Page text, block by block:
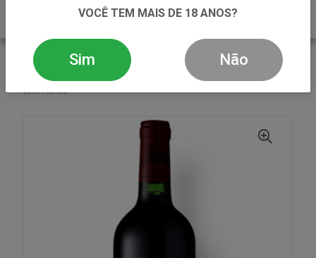
VOLTAR
VINHO
TINTO
VINHO TINTO CHAPELLE DE POTENSAC A.O.C MEDOC
2018 750 ML
VOCÊ TEM MAIS DE 18 ANOS?
Sim Não